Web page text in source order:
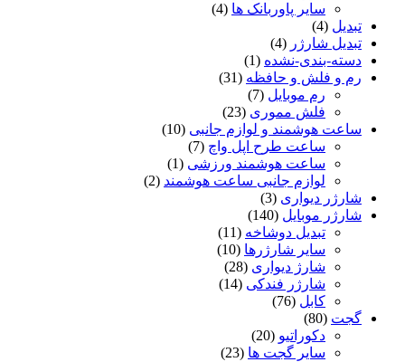
سایر پاوربانک ها (4)
تبدیل (4)
تبدیل شارژر (4)
دسته-بندی-نشده (1)
رم و فلش و حافظه (31)
رم موبایل (7)
فلش مموری (23)
ساعت هوشمند و لوازم جانبی (10)
ساعت طرح اپل واچ (7)
ساعت هوشمند ورزشی (1)
لوازم جانبی ساعت هوشمند (2)
شارژر دیواری (3)
شارژر موبایل (140)
تبدیل دوشاخه (11)
سایر شارژرها (10)
شارژ دیواری (28)
شارژر فندکی (14)
کابل (76)
گجت (80)
دکوراتیو (20)
سایر گجت ها (23)